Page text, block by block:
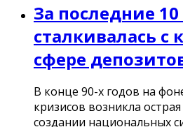
За последние
сталкивалась с
сфере
В конце 90-х годов на
кризисов возникла
создании национальных